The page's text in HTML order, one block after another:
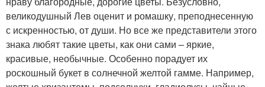
великодушный Лев оценит и ромашку, преподнесенную
с искренностью, от души. Но все же представители этого
знака любят такие цветы, как они сами – яркие,
красивые, необычные. Особенно порадует их
роскошный букет в солнечной желтой гамме. Например,